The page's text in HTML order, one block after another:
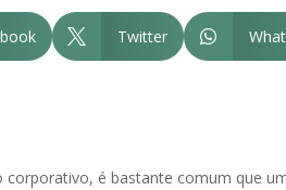
 Twitter 
corporativo, é bastante comum que